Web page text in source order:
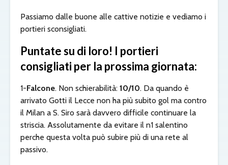
Passiamo dalle buone alle cattive notizie e vediamo i
portieri sconsigliati.
Puntate su di loro! I portieri
consigliati per la prossima giornata:
1-Falcone. Non schierabilità: 10/10. Da quando è
arrivato Gotti il Lecce non ha più subito gol ma contro
il Milan a S. Siro sarà davvero difficile continuare la
striscia. Assolutamente da evitare il n1 salentino
perche questa volta può subire più di una rete al
passivo.